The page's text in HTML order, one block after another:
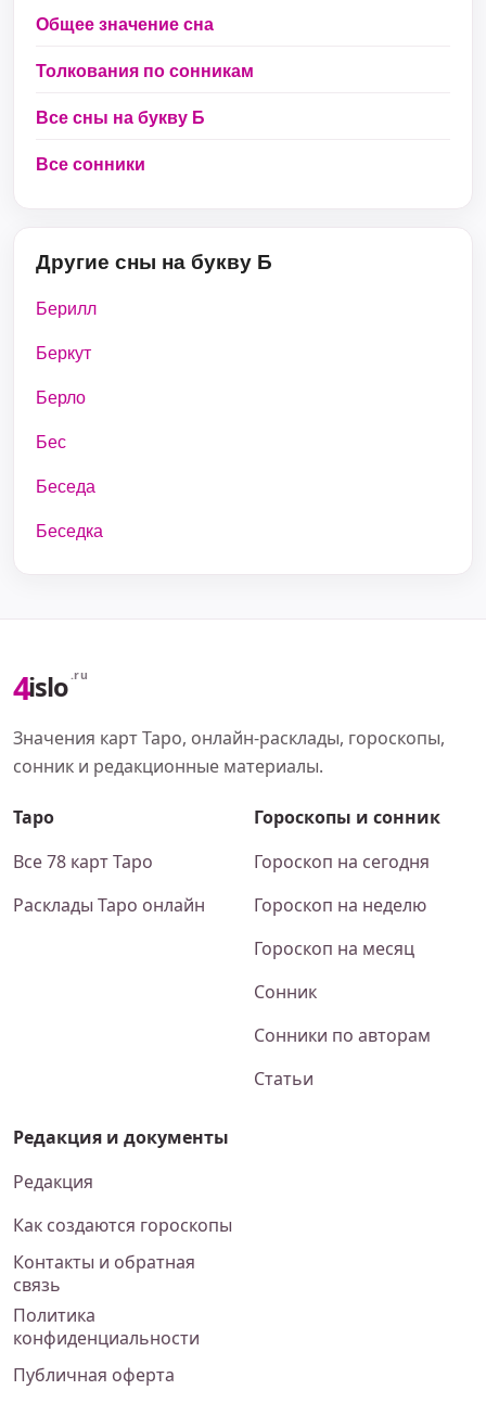
Общее значение сна
Толкования по сонникам
Все сны на букву Б
Все сонники
Другие сны на букву Б
Берилл
Беркут
Берло
Бес
Беседа
Беседка
4islo .ru
Значения карт Таро, онлайн-расклады, гороскопы,
сонник и редакционные материалы.
Таро
Все 78 карт Таро
Расклады Таро онлайн
Гороскопы и сонник
Гороскоп на сегодня
Гороскоп на неделю
Гороскоп на месяц
Сонник
Сонники по авторам
Статьи
Редакция и документы
Редакция
Как создаются гороскопы
Контакты и обратная
связь
Политика
конфиденциальности
Публичная оферта